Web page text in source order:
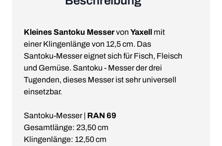
Kleines Santoku Messervon Yaxell mit
einer Klingenlänge von 12,5 cm. Das
Santoku-Messer eignet sich für Fisch, Fleisch
und Gemüse. Santoku - Messer der drei
Tugenden, dieses Messer ist sehr universell
einsetzbar.
Santoku-Messer | RAN 69
Gesamtlänge: 23,50 cm
Klingenlänge: 12,50 cm